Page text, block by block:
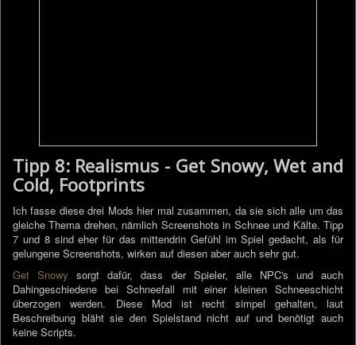
Tipp 8: Realismus - Get Snowy, Wet and
Cold, Footprints
Ich fasse diese drei Mods hier mal zusammen, da sie sich alle um das
gleiche Thema drehen, nämlich Screenshots in Schnee und Kälte. Tipp
7 und 8 sind eher für das mittendrin Gefühl im Spiel gedacht, als für
gelungene Screenshots, wirken auf diesen aber auch sehr gut.
Get Snowy sorgt dafür, dass der Spieler, alle NPC's und auch
Dahingeschiedene bei Schneefall mit einer kleinen Schneeschicht
überzogen werden. Diese Mod ist recht simpel gehalten, laut
Beschreibung bläht sie den Spielstand nicht auf und benötigt auch
keine Scripts.